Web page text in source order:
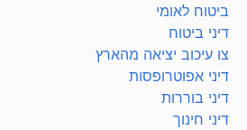
ביטוח לאומי
דיני ביטוח
צו עיכוב יציאה מהארץ
דיני אפוטרופסות
דיני בוררות
דיני חינוך